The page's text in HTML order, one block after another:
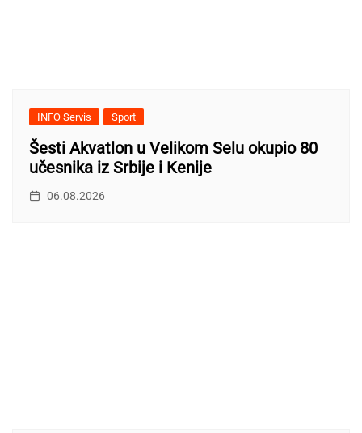
INFO Servis Sport
Šesti Akvatlon u Velikom Selu okupio 80
učesnika iz Srbije i Kenije
06.08.2026